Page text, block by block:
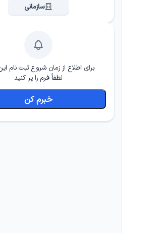
سازمانی
برای اطلاع از زمان شروع ثبت نام
لطفاً فرم را پر کنید
خبرم کن